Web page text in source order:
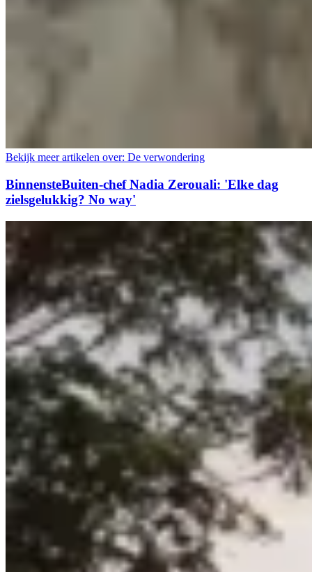
Bekijk meer artikelen over: De verwondering
BinnensteBuiten-chef Nadia Zerouali: 'Elke dag
zielsgelukkig? No way'